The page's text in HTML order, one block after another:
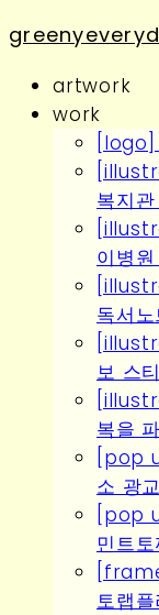
artwork
work
[logo]
복지
이병
독서노
보 스
복을
[pop
소 광
[pop
민트
토랩